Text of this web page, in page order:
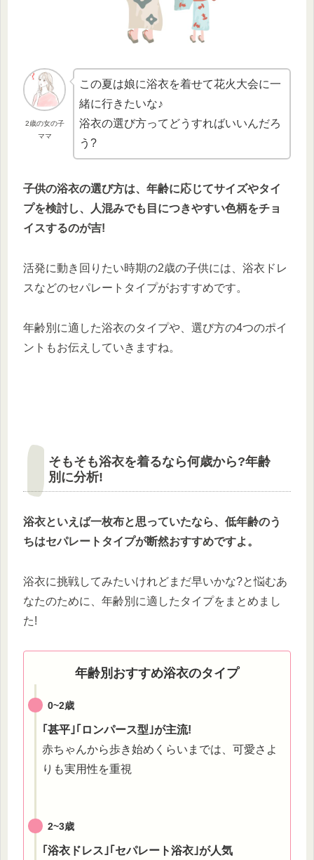
2歳の女の子
ママ
この夏は娘に浴衣を着せて花火大会に一
緒に行きたいな♪
浴衣の選び方ってどうすればいいんだろ
う?
子供の浴衣の選び方は、年齢に応じてサイズやタイ
プを検討し、人混みでも目につきやすい色柄をチョ
イスするのが吉!
活発に動き回りたい時期の2歳の子供には、浴衣ドレ
スなどのセパレートタイプがおすすめです。
年齢別に適した浴衣のタイプや、選び方の4つのポイ
ントもお伝えしていきますね。
そもそも浴衣を着るなら何歳から?年齢
別に分析!
浴衣といえば一枚布と思っていたなら、低年齢のう
ちはセパレートタイプが断然おすすめですよ。
浴衣に挑戦してみたいけれどまだ早いかな?と悩むあ
なたのために、年齢別に適したタイプをまとめまし
た!
年齢別おすすめ浴衣のタイプ
0~2歳
｢甚平｣｢ロンパース型｣が主流!
赤ちゃんから歩き始めくらいまでは、可愛さよ
りも実用性を重視
2~3歳
｢浴衣ドレス｣｢セパレート浴衣｣が人気